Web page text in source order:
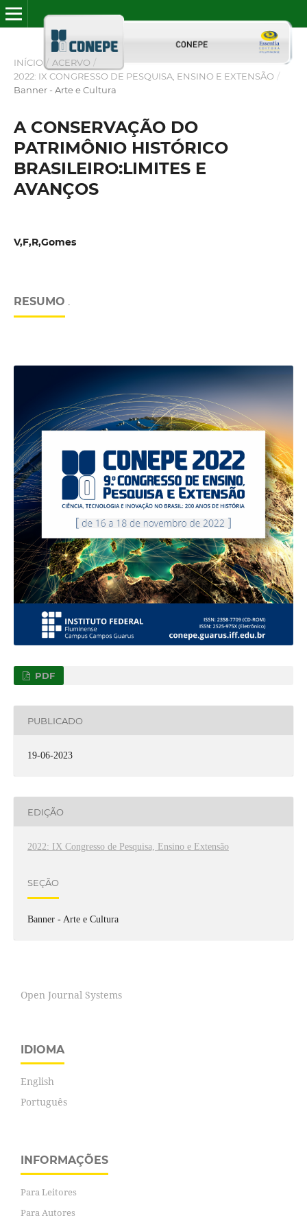
INÍCIO / ACERVO /
2022: IX CONGRESSO DE PESQUISA, ENSINO E EXTENSÃO /
Banner - Arte e Cultura
A CONSERVAÇÃO DO
PATRIMÔNIO HISTÓRICO
BRASILEIRO:LIMITES E
AVANÇOS
V,F,R,Gomes
RESUMO .
PDF
PUBLICADO
19-06-2023
EDIÇÃO
2022: IX Congresso de Pesquisa, Ensino e Extensão
SEÇÃO
Banner - Arte e Cultura
Open Journal Systems
IDIOMA
English
Português
INFORMAÇÕES
Para Leitores
Para Autores